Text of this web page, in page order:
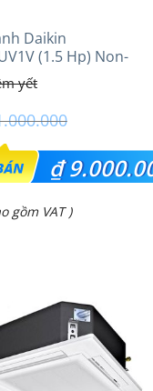
Daikin
(1.5 Hp) Non-
Thái lan
₫
gồm VAT )